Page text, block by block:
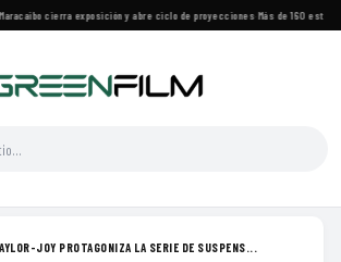
cierra exposición y abre ciclo de proyecciones·Más de 160
JOY PROTAGONIZA LA SERIE DE SUSPENS...